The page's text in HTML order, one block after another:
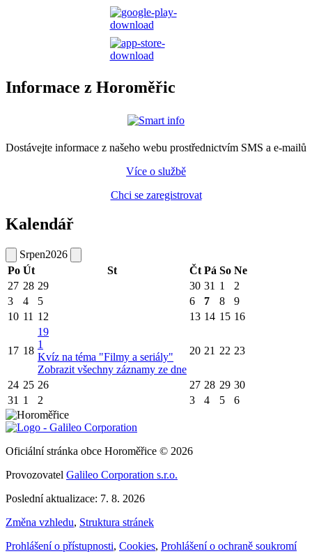
Informace z Horoměřic
Dostávejte informace z našeho webu prostřednictvím SMS a e-mailů
Více o službě
Chci se zaregistrovat
Kalendář
Srpen2026
Po Út St Čt Pá So Ne
27 28 29 30 31 1
2
3
4 5 6 7 8
9
10 11 12 13 14 15 16
17 18
19
1
Kvíz na téma "Filmy a seriály"
Zobrazit všechny záznamy ze dne
20 21 22 23
24 25 26 27 28 29 30
31 1 2 3 4 5 6
Oficiální stránka obce Horoměřice © 2026
Provozovatel Galileo Corporation s.r.o.
Poslední aktualizace: 7. 8. 2026
Změna vzhledu, Struktura stránek
Prohlášení o přístupnosti, Cookies, Prohlášení o ochraně soukromí